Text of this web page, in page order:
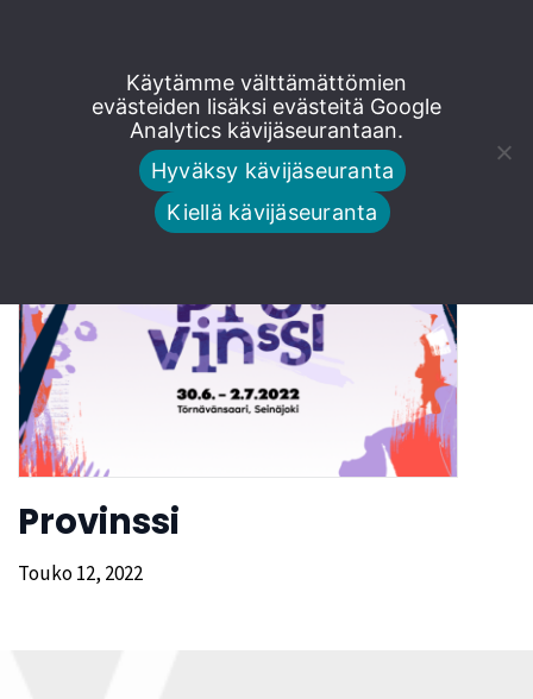
suoraan
Teini-pää
Provinssi
Touko 12, 2022
Käytämme välttämättömien
evästeiden lisäksi evästeitä Google
Analytics kävijäseurantaan.
Hyväksy kävijäseuranta
Kiellä kävijäseuranta